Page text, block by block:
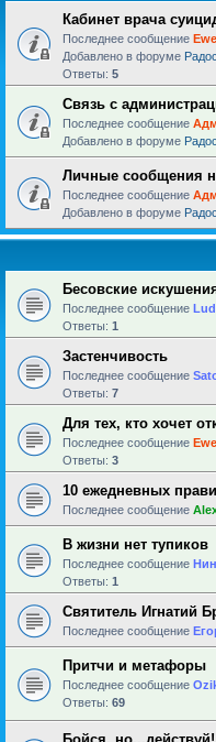
Кабинет врача
Последнее сообщение Ewe
Добавлено в форуме
Ответы: 5
Связь с
Последнее сообщение
Добавлено в форуме
Личные сообщения
Последнее сообщение
Добавлено в форуме
Бесовские
Последнее сообщение
Ответы: 1
Застенчивость
Последнее сообщение
Ответы: 7
Для тех, кто хочет
Последнее сообщение Ewe
Ответы: 3
10 ежедневных
Последнее сообщение
В жизни нет тупиков
Последнее сообщение
Ответы: 1
Святитель Игнатий
Последнее сообщение
Притчи и метафоры
Последнее сообщение
Ответы: 69